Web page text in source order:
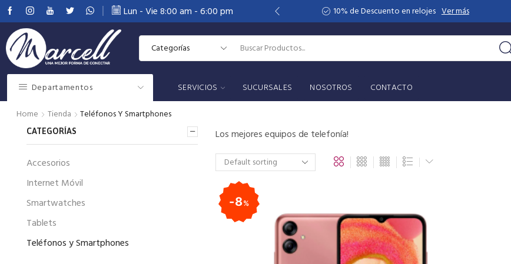
Lun - Vie 8:00 am - 6:00 pm
10% de Descuento en relojes Ver más 10% de Descuento en relojes Ver más
Departamentos SERVICIOS SUCURSALES NOSOTROS CONTACTO
Home Tienda Teléfonos Y Smartphones
Los mejores equipos de telefonía!
8%
CATEGORÍAS
Accesorios
Internet Móvil
Smartwatches
Tablets
Teléfonos y Smartphones